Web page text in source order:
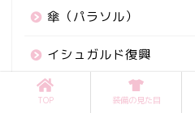
傘（パラソル）
イシュガルド復興
マウント一覧
TOP 装備の見た目